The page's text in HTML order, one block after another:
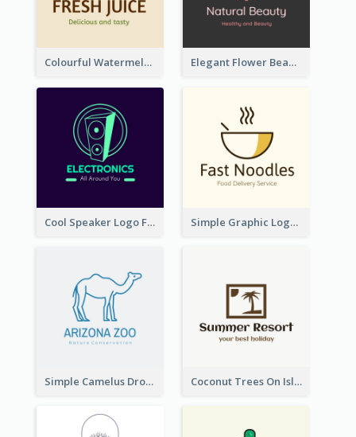
Colourful Watermelon Logo Elegant Flower Beauty Logo
Cool Speaker Logo For Electronic Components Store Simple Graphic Logo Of Noodles
Simple Camelus Dromedary Logo Coconut Trees On Island Logo For Holiday Travelling